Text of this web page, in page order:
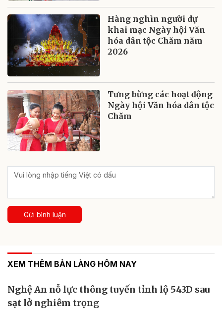
Hàng nghìn người dự
khai mạc Ngày hội Văn
hóa dân tộc Chăm năm
2026
Tưng bừng các hoạt động
Ngày hội Văn hóa dân tộc
Chăm
Gửi bình luận
XEM THÊM BẢN LÀNG HÔM NAY
Nghệ An nỗ lực thông tuyến tỉnh lộ 543D sau
sạt lở nghiêm trọng